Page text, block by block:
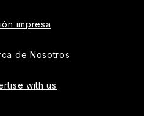
impresa
de Nosotros
with us